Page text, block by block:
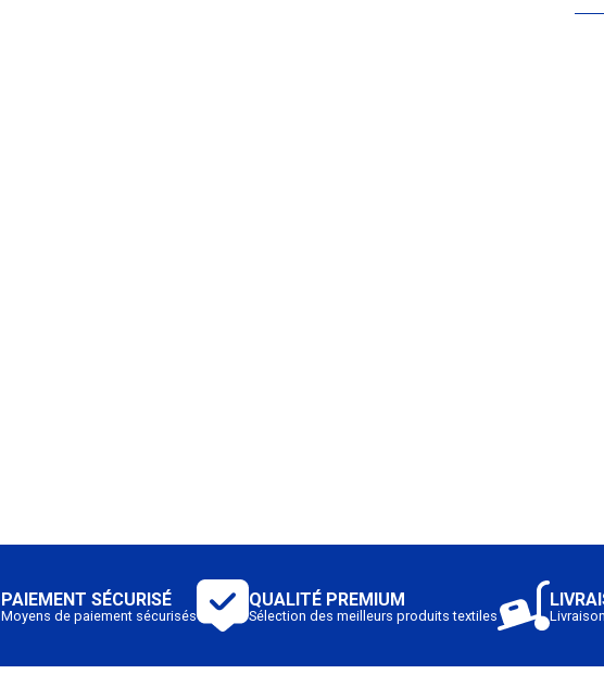
Ce
PAIEMENT SÉCURISÉ
Moyens de paiement sécurisés
QUALITÉ PREMIUM
Sélection des meilleurs produits textiles